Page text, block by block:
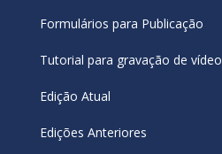
Formulários para Publicação
Tutorial para gravação de vídeo
Edição Atual
Edições Anteriores